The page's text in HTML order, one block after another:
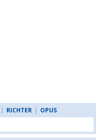
| RICHTER | OPUS